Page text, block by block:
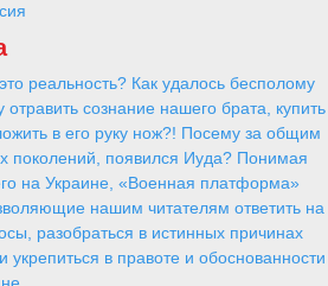
реальность? Как удалось бесполому
сознание нашего брата, купить
в его руку нож?! Посему за общим
поколений, появился Иуда? Понимая
на Украине, «Военная платформа»
нашим читателям ответить на
разобраться в истинных причинах
укрепиться в правоте и обоснованности